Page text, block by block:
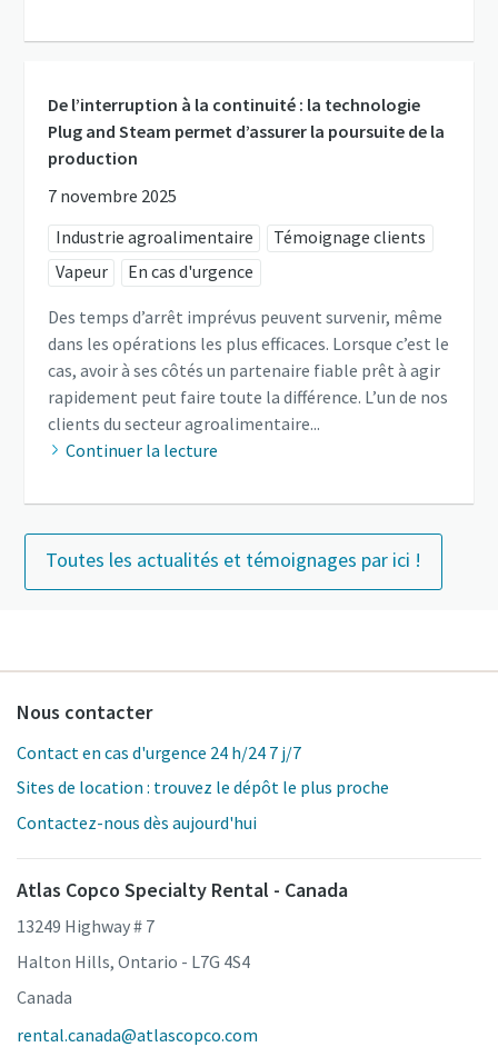
De l’interruption à la continuité : la technologie
Plug and Steam permet d’assurer la poursuite de la
production
7 novembre 2025
Industrie agroalimentaire
Témoignage clients
Vapeur
En cas d'urgence
Des temps d’arrêt imprévus peuvent survenir, même
dans les opérations les plus efficaces. Lorsque c’est le
cas, avoir à ses côtés un partenaire fiable prêt à agir
rapidement peut faire toute la différence. L’un de nos
clients du secteur agroalimentaire...
Continuer la lecture
Toutes les actualités et témoignages par ici !
Nous contacter
Contact en cas d'urgence 24 h/24 7 j/7
Sites de location : trouvez le dépôt le plus proche
Contactez-nous dès aujourd'hui
Atlas Copco Specialty Rental - Canada
13249 Highway # 7
Halton Hills, Ontario - L7G 4S4
Canada
rental.canada@atlascopco.com